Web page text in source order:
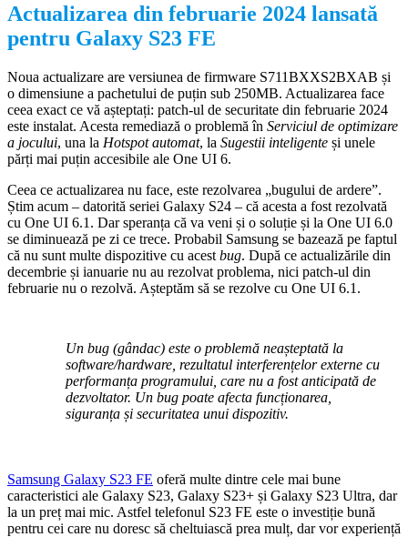
Actualizarea din februarie 2024 lansată
pentru Galaxy S23 FE
Noua actualizare are versiunea de firmware S711BXXS2BXAB și
o dimensiune a pachetului de puțin sub 250MB. Actualizarea face
ceea exact ce vă așteptați: patch-ul de securitate din februarie 2024
este instalat. Acesta remediază o problemă în Serviciul de optimizare
a jocului, una la Hotspot automat, la Sugestii inteligente și unele
părți mai puțin accesibile ale One UI 6.
Ceea ce actualizarea nu face, este rezolvarea „bugului de ardere”.
Știm acum – datorită seriei Galaxy S24 – că acesta a fost rezolvată
cu One UI 6.1. Dar speranța că va veni și o soluție și la One UI 6.0
se diminuează pe zi ce trece. Probabil Samsung se bazează pe faptul
că nu sunt multe dispozitive cu acest bug. După ce actualizările din
decembrie și ianuarie nu au rezolvat problema, nici patch-ul din
februarie nu o rezolvă. Așteptăm să se rezolve cu One UI 6.1.
Un bug (gândac) este o problemă neașteptată la
software/hardware, rezultatul interferențelor externe cu
performanța programului, care nu a fost anticipată de
dezvoltator. Un bug poate afecta funcționarea,
siguranța și securitatea unui dispozitiv.
Samsung Galaxy S23 FE oferă multe dintre cele mai bune
caracteristici ale Galaxy S23, Galaxy S23+ și Galaxy S23 Ultra, dar
la un preț mai mic. Astfel telefonul S23 FE este o investiție bună
pentru cei care nu doresc să cheltuiască prea mulț, dar vor experiență